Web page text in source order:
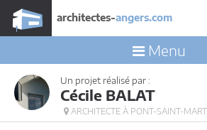
architectes-angers.com
Menu
Un projet réalisé par :
Cécile BALAT
ARCHITECTE À PONT-SAINT-